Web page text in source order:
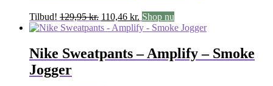
Tilbud! 129,95kr. Den
oprindelige
129,95 kr..
110,46 kr. Den
aktuelle
110,46 kr..
Shop nu
Nike Sweatpants – Amplify – Smoke
Jogger